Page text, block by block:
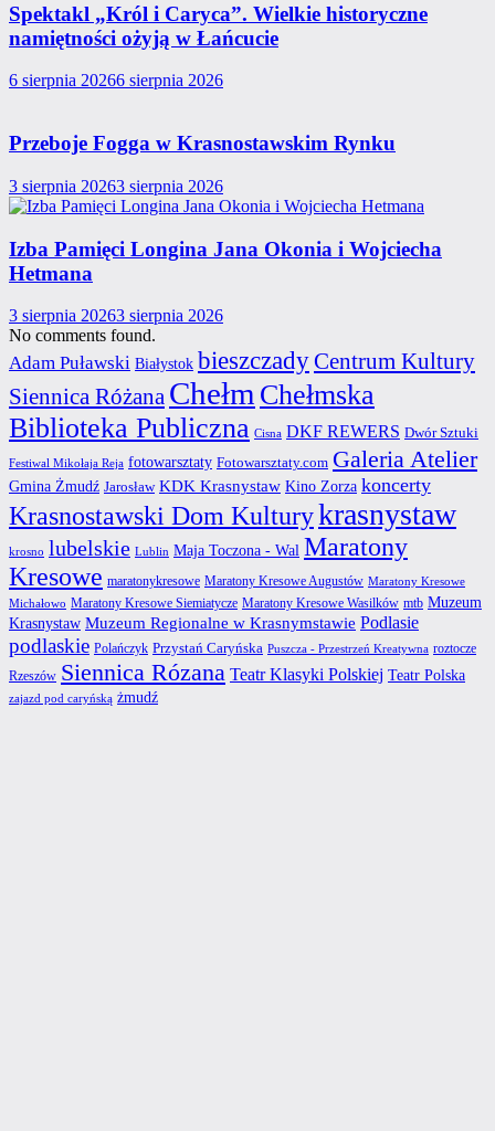
Spektakl „Król i Caryca”. Wielkie historyczne
namiętności ożyją w Łańcucie
6 sierpnia 20266 sierpnia 2026
Przeboje Fogga w Krasnostawskim Rynku
3 sierpnia 20263 sierpnia 2026
Izba Pamięci Longina Jana Okonia i Wojciecha
Hetmana
3 sierpnia 20263 sierpnia 2026
No comments found.
Adam Puławski Białystok bieszczadyCentrum Kultury
Siennica Różana Chełm Chełmska
Biblioteka Publiczna Cisna DKF REWERS Dwór Sztuki
Festiwal Mikołaja Reja fotowarsztaty Fotowarsztaty.com Galeria Atelier
Gmina Żmudź Jarosław KDK Krasnystaw Kino Zorza koncerty
Krasnostawski Dom Kulturykrasnystaw
krosno lubelskie Lublin Maja Toczona - Wal Maratony
Kresowe maratonykresowe Maratony Kresowe Augustów Maratony Kresowe
Michałowo Maratony Kresowe Siemiatycze Maratony Kresowe Wasilków mtb Muzeum
Krasnystaw Muzeum Regionalne w Krasnymstawie Podlasie
podlaskie Polańczyk Przystań Caryńska Puszcza - Przestrzeń Kreatywna roztocze
Rzeszów Siennica Rózana Teatr Klasyki Polskiej Teatr Polska
zajazd pod caryńską żmudź